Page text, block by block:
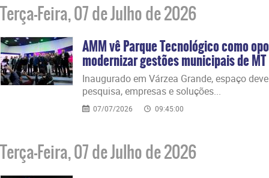
Terça-Feira, 07 de Julho de 2026
AMM vê Parque Tecnológico como
modernizar gestões municipais de MT
Inaugurado em Várzea Grande, espaço
pesquisa, empresas e soluções...
07/07/2026 09:45:00
Terça-Feira, 07 de Julho de 2026